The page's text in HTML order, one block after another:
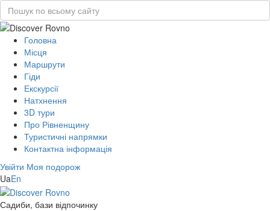
Головна
Місця
Маршрути
Гіди
Екскурсії
Натхнення
3D тури
Про Рівненщину
Туристичні напрямки
Контактна інформація
Увійти Моя подорож
UaEn
Садиби, бази відпочинку